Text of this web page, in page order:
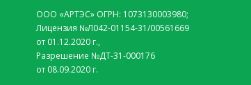
ООО «АРТЭС» ОГРН: 1073130003980;
Лицензия №Л042-01154-31/00561669
от 01.12.2020 г.,
Разрешение №ДТ-31-000176
от 08.09.2020 г.